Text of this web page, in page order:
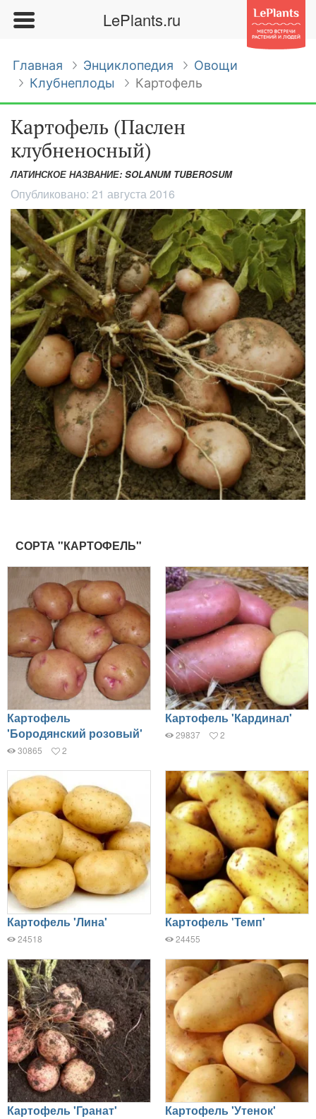
LePlants.ru
Главная Энциклопедия
Овощи
Клубнеплоды
Картофель
Картофель (Паслен
клубненосный)
ЛАТИНСКОЕ НАЗВАНИЕ: SOLANUM TUBEROSUM
Опубликовано: 21 августа 2016
СОРТА "КАРТОФЕЛЬ"
Картофель
'Бородянский розовый'
30865 2
Картофель 'Кардинал'
29837 2
Картофель 'Лина'
24518
Картофель 'Темп'
24455
Картофель 'Гранат' Картофель 'Утенок'